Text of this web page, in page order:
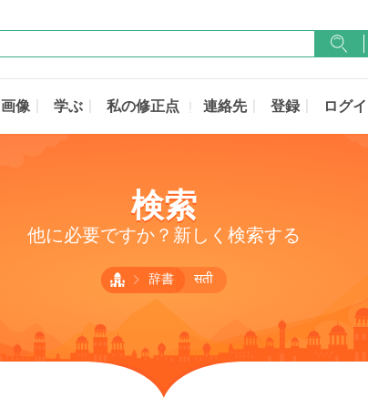
画像 学ぶ 私の修正点 連絡先 登録 ログ
検索
他に必要ですか？新しく検索する
辞書 सती